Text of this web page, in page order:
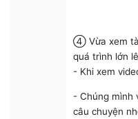
④ Vừa xem
quá trình lớn
- Khi xem
- Chúng mình
câu chuyện